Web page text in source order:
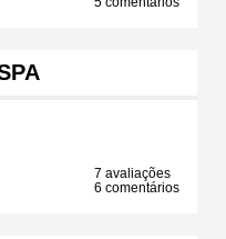
7 avaliações
6 comentários